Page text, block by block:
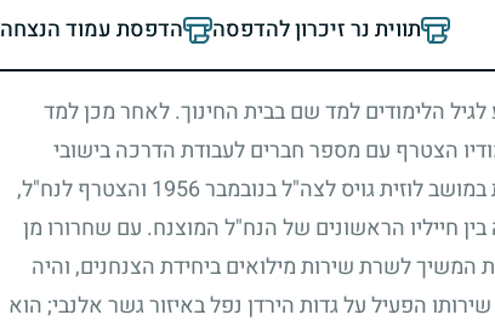
תווית נר זיכרון להדפסה הדפסת עמוד הנצחה
הלימודים למד שם בבית החינוך. לאחר מכן למד
הצטרף עם מספר חברים לעבודת הדרכה בישובי
לוזית גויס לצה"ל בנובמבר1956 והצטרף לנח"ל,
חייליו הראשונים של הנח"ל המוצנח. עם שחרורו מן
לשרת שירות מילואים ביחידת הצנחנים, והיה
הפעיל על גדות הירדן נפל באיזור גשר אלנבי;הוא